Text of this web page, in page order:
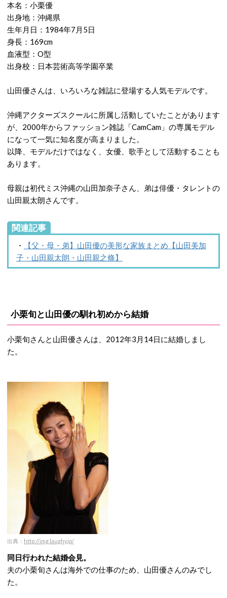
本名：小栗優
出身地：沖縄県
生年月日：1984年7月5日
身長：169cm
血液型：O型
出身校：日本芸術高等学園卒業
山田優さんは、いろいろな雑誌に登場する人気モデルです。
沖縄アクターズスクールに所属し活動していたことがあります
が、2000年からファッション雑誌「CamCam」の専属モデル
になって一気に知名度が高まりました。
以降、モデルだけではなく、女優、歌手として活動することも
あります。
母親は初代ミス沖縄の山田加奈子さん、弟は俳優・タレントの
山田親太朗さんです。
関連記事
・
【父・母・弟】山田優の美形な家族まとめ【山田美加
子・山田親太朗・山田親之條】
小栗旬と山田優の馴れ初めから結婚
小栗旬さんと山田優さんは、2012年3月14日に結婚しまし
た。
出典： http://img.laughy.jp/
同日行われた結婚会見。
夫の小栗旬さんは海外での仕事のため、山田優さんのみでし
た。